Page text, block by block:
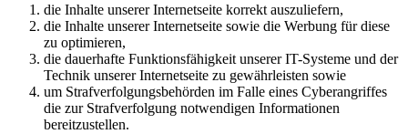
die Inhalte unserer Internetseite korrekt auszuliefern,
die Inhalte unserer Internetseite sowie die Werbung für diese
zu optimieren,
die dauerhafte Funktionsfähigkeit unserer IT-Systeme und der
Technik unserer Internetseite zu gewährleisten sowie
um Strafverfolgungsbehörden im Falle eines Cyberangriffes
die zur Strafverfolgung notwendigen Informationen
bereitzustellen.